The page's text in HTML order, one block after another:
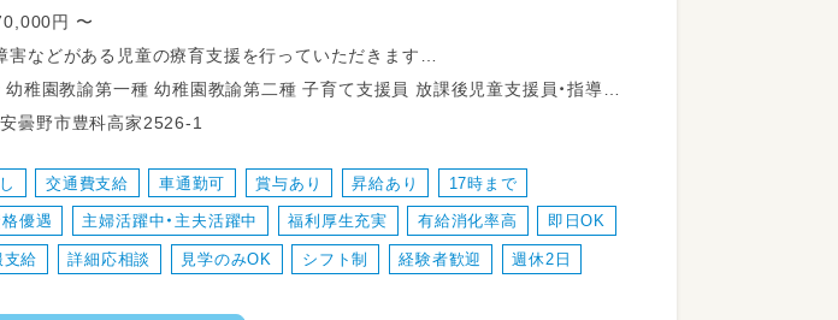
円 〜
害などがある児童の療育支援を行っていただきます
での送迎をしていただきます（例：学校‐教室、教室‐児童の自宅など）
援では、調理実習・課外活動・工作などがあり、仕事に慣れてきたら活動の内容
伴う準備など
導員
諭普
理学療法士 心理士 精神保健福祉士 普通自動車運転免許
曇野市豊科高家2526-1
交通費支給 車通勤可 賞与あり 昇給あり 17時まで
優遇 主婦活躍中・主夫活躍中 福利厚生充実 有給消化率高 即日OK
支給 詳細応相談 見学のみOK シフト制 経験者歓迎 週休2日